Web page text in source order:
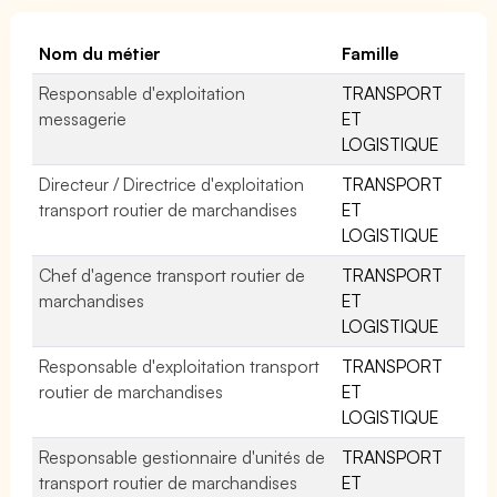
Nom du métier
Famille
Responsable d'exploitation
messagerie
TRANSPORT
ET
LOGISTIQUE
Directeur / Directrice d'exploitation
transport routier de marchandises
TRANSPORT
ET
LOGISTIQUE
Chef d'agence transport routier de
marchandises
TRANSPORT
ET
LOGISTIQUE
Responsable d'exploitation transport
routier de marchandises
TRANSPORT
ET
LOGISTIQUE
Responsable gestionnaire d'unités de
transport routier de marchandises
TRANSPORT
ET